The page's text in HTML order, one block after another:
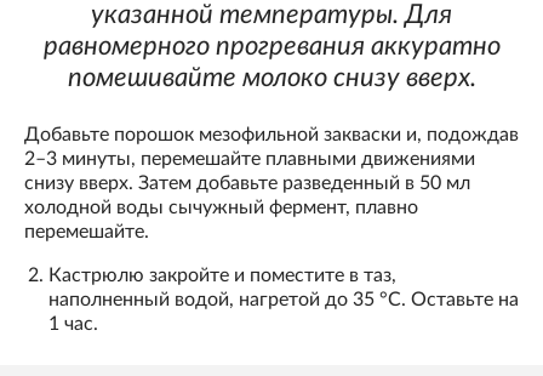
указанной температуры. Для
равномерного прогревания аккуратно
помешивайте молоко снизу вверх.
Добавьте порошок мезофильной закваски и, подождав
2–3 минуты, перемешайте плавными движениями
снизу вверх. Затем добавьте разведенный в 50 мл
холодной воды сычужный фермент, плавно
перемешайте.
Кастрюлю закройте и поместите в таз,
наполненный водой, нагретой до 35 °С. Оставьте на
1 час.